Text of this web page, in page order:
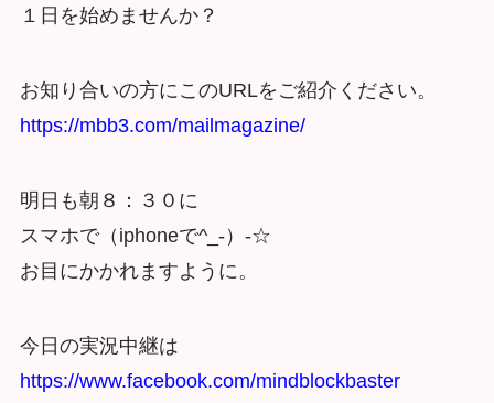
１日を始めませんか？
お知り合いの方にこのURLをご紹介ください。
https://mbb3.com/mailmagazine/
明日も朝８：３０に
スマホで（iphoneで^_-）-☆
お目にかかれますように。
今日の実況中継は
https://www.facebook.com/mindblockbaster